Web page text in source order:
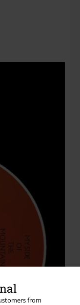
from